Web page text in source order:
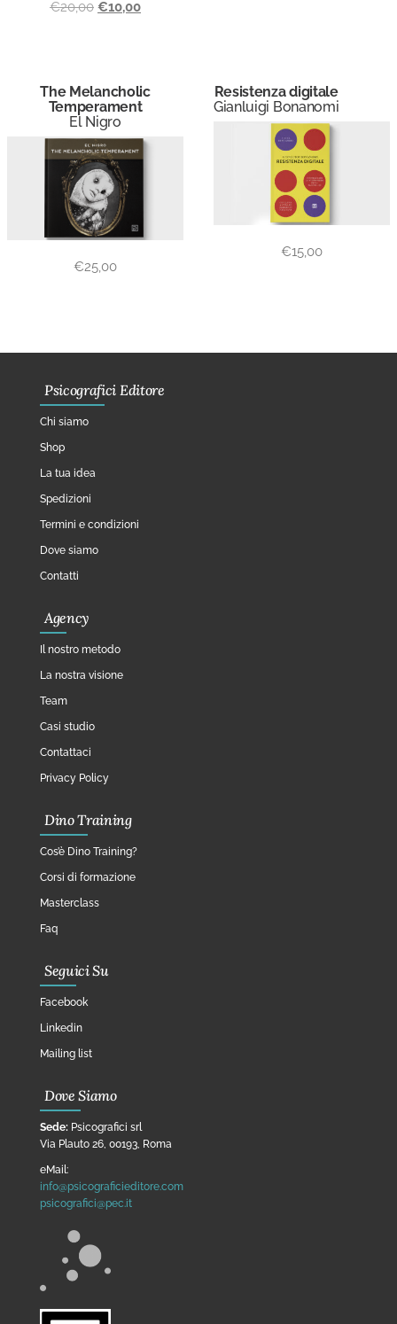
€20,00 €10,00
The Melancholic
Temperament
El Nigro
€25,00
Resistenza digitale
Gianluigi Bonanomi
€15,00
Psicografici Editore
Chi siamo
Shop
La tua idea
Spedizioni
Termini e condizioni
Dove siamo
Contatti
Agency
Il nostro metodo
La nostra visione
Team
Casi studio
Contattaci
Privacy Policy
Dino Training
Cos’è Dino Training?
Corsi di formazione
Masterclass
Faq
Seguici Su
Facebook
Linkedin
Mailing list
Dove Siamo
Sede: Psicografici srl
Via Plauto 26, 00193, Roma
eMail:
info@psicograficieditore.com
psicografici@pec.it